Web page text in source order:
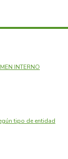
INTERNO
tipo de entidad